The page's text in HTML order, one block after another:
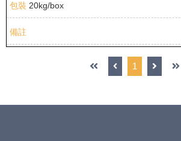
20kg/box
1